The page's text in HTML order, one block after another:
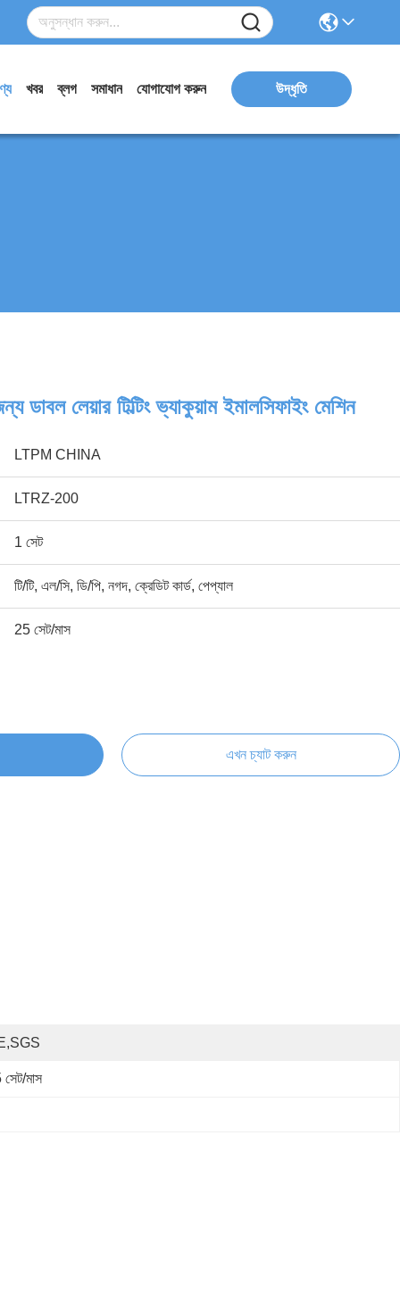
খবর ব্লগ সমাধান যোগাযোগ করুন উদ্ধৃতি
লেয়ার টিল্টিং ভ্যাকুয়াম ইমালসিফাইং মেশিন
LTPM CHINA
LTRZ-200
1 সেট
টি/টি, এল/সি, ডি/পি, নগদ, ক্রেডিট কার্ড, পেপ্যাল
25 সেট/মাস
এখন চ্যাট করুন
মাস